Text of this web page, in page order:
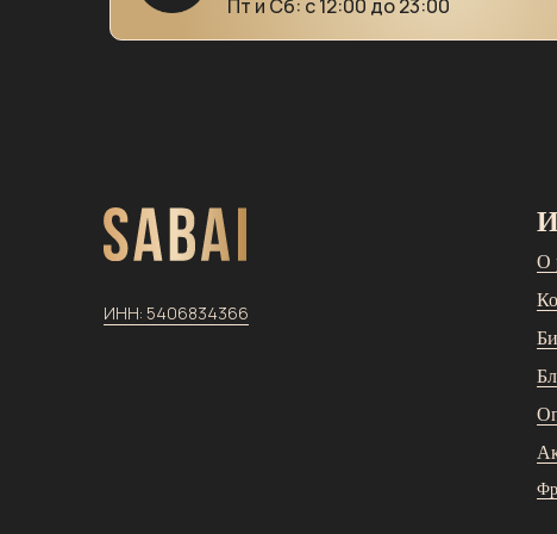
Пт и Сб: с 12:00 до 23:00
ИНН: 5406834366
О